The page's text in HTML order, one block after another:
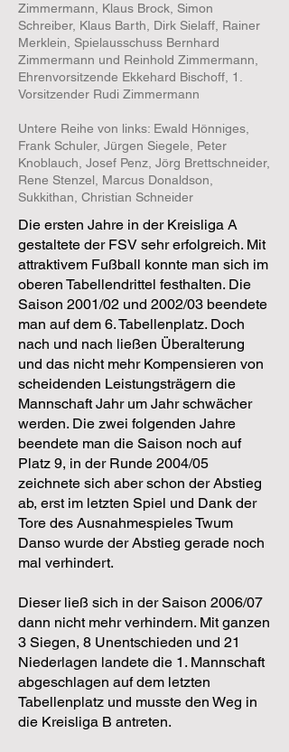
Zimmermann, Klaus Brock, Simon
Schreiber, Klaus Barth, Dirk Sielaff, Rainer
Merklein, Spielausschuss Bernhard
Zimmermann und Reinhold Zimmermann,
Ehrenvorsitzende Ekkehard Bischoff, 1.
Vorsitzender Rudi Zimmermann
Untere Reihe von links: Ewald Hönniges,
Frank Schuler, Jürgen Siegele, Peter
Knoblauch, Josef Penz, Jörg Brettschneider,
Rene Stenzel, Marcus Donaldson,
Sukkithan, Christian Schneider
Die ersten Jahre in der Kreisliga A
gestaltete der FSV sehr erfolgreich. Mit
attraktivem Fußball konnte man sich im
oberen Tabellendrittel festhalten. Die
Saison 2001/02 und 2002/03 beendete
man auf dem 6. Tabellenplatz. Doch
nach und nach ließen Überalterung
und das nicht mehr Kompensieren von
scheidenden Leistungsträgern die
Mannschaft Jahr um Jahr schwächer
werden. Die zwei folgenden Jahre
beendete man die Saison noch auf
Platz 9, in der Runde 2004/05
zeichnete sich aber schon der Abstieg
ab, erst im letzten Spiel und Dank der
Tore des Ausnahmespieles Twum
Danso wurde der Abstieg gerade noch
mal verhindert.
Dieser ließ sich in der Saison 2006/07
dann nicht mehr verhindern. Mit ganzen
3 Siegen, 8 Unentschieden und 21
Niederlagen landete die 1. Mannschaft
abgeschlagen auf dem letzten
Tabellenplatz und musste den Weg in
die Kreisliga B antreten.